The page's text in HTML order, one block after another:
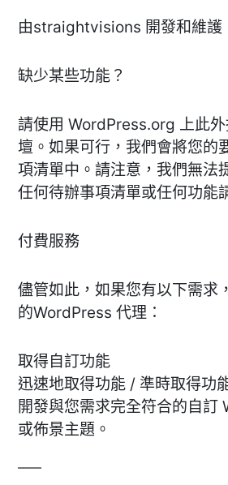
由straightvisions 開發和維護
缺少某些功能？
請使用 WordPress.org 上此
壇。如果可行，我們會將您的
項清單中。請注意，我們無法
任何待辦事項清單或任何功能
付費服務
儘管如此，如果您有以下需求
的WordPress 代理：
取得自訂功能
迅速地取得功能 / 準時取得功
開發與您需求完全符合的自訂
或佈景主題。